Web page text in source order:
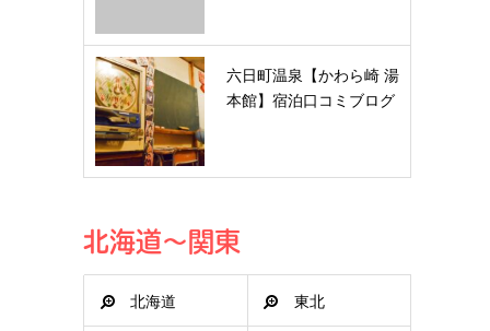
六日町温泉【かわら崎 湯
本館】宿泊口コミブログ
北海道～関東
北海道 東北